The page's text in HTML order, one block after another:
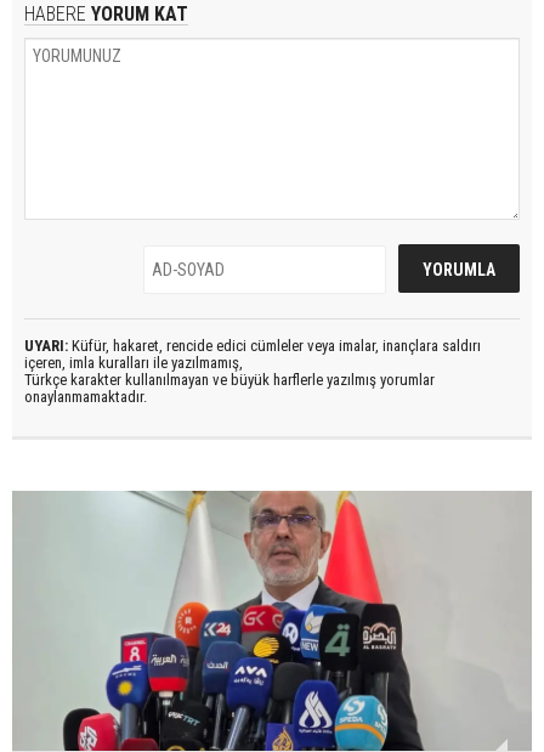
HABERE YORUM KAT
UYARI: Küfür, hakaret, rencide edici cümleler veya imalar, inançlara saldırı
içeren, imla kuralları ile yazılmamış,
Türkçe karakter kullanılmayan ve büyük harflerle yazılmış yorumlar
onaylanmamaktadır.